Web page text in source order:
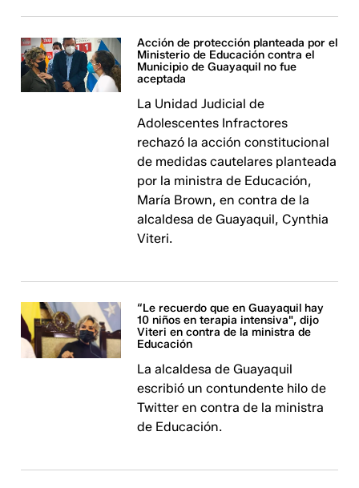
Acción de protección planteada por el
Ministerio de Educación contra el
Municipio de Guayaquil no fue
aceptada
La Unidad Judicial de
Adolescentes Infractores
rechazó la acción constitucional
de medidas cautelares planteada
por la ministra de Educación,
María Brown, en contra de la
alcaldesa de Guayaquil, Cynthia
Viteri.
“Le recuerdo que en Guayaquil hay
10 niños en terapia intensiva", dijo
Viteri en contra de la ministra de
Educación
La alcaldesa de Guayaquil
escribió un contundente hilo de
Twitter en contra de la ministra
de Educación.